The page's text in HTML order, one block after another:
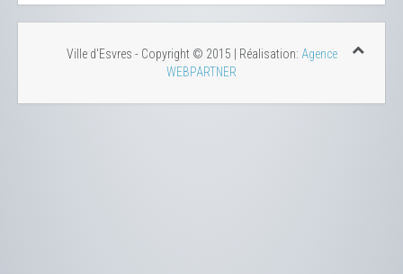
Ville d'Esvres - Copyright © 2015 | Réalisation: Agence
WEBPARTNER